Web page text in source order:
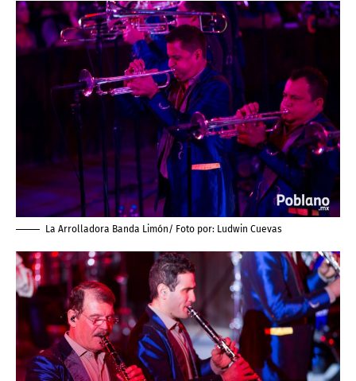
La Arrolladora Banda Limón/ Foto por: Ludwin Cuevas